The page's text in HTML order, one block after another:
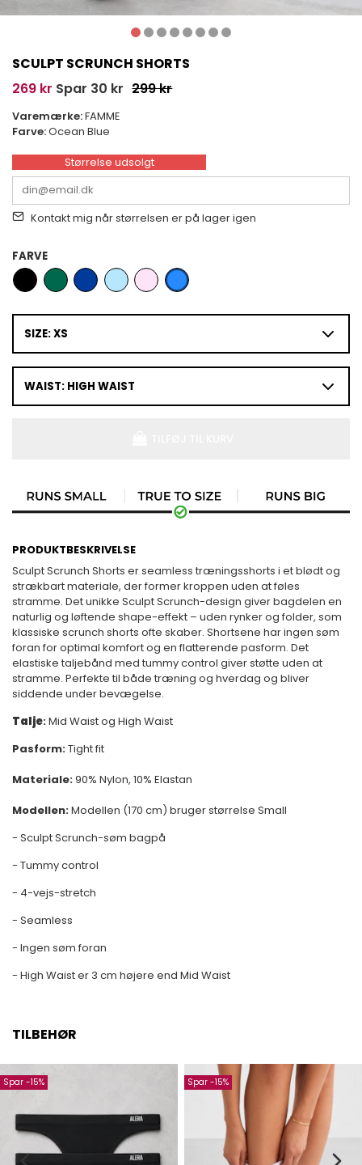
SCULPT SCRUNCH SHORTS
269 kr Spar 30 kr 299 kr
Varemærke:FAMME
Farve:Ocean Blue
Størrelse udsolgt
Kontakt mig når størrelsen er på lager igen
FARVE
SIZE: XS
WAIST: HIGH WAIST
PRODUKTBESKRIVELSE
Sculpt Scrunch Shorts er seamless træningsshorts i et blødt og
strækbart materiale, der former kroppen uden at føles
stramme. Det unikke Sculpt Scrunch-design giver bagdelen en
naturlig og løftende shape-effekt – uden rynker og folder, som
klassiske scrunch shorts ofte skaber. Shortsene har ingen søm
foran for optimal komfort og en flatterende pasform. Det
elastiske taljebånd med tummy control giver støtte uden at
stramme. Perfekte til både træning og hverdag og bliver
siddende under bevægelse.
Talje:Mid Waist og High Waist
Pasform:Tight fit
Materiale:90% Nylon, 10% Elastan
Modellen:Modellen (170 cm) bruger størrelse Small
- Sculpt Scrunch-søm bagpå
- Tummy control
- 4-vejs-stretch
- Seamless
- Ingen søm foran
- High Waist er 3 cm højere end Mid Waist
TILBEHØR
Spar -15% Spar -15%